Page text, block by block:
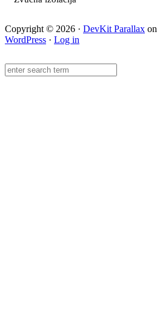
Copyright © 2026 · DevKit Parallax on
WordPress · Log in